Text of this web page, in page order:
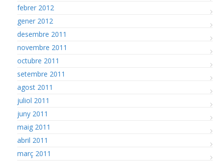
febrer 2012
gener 2012
desembre 2011
novembre 2011
octubre 2011
setembre 2011
agost 2011
juliol 2011
juny 2011
maig 2011
abril 2011
març 2011